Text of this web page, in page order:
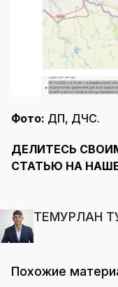
Фото: ДП, ДЧС.
ДЕЛИТЕСЬ
СТАТЬЮ НА
ТЕМУРЛАН
Похожие